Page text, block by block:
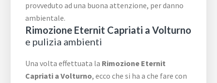
provveduto ad una buona attenzione, per danno
ambientale.
Rimozione Eternit Capriati a Volturno
e pulizia ambienti
Una volta effettuata la Rimozione Eternit
Capriati a Volturno, ecco che si ha a che fare con